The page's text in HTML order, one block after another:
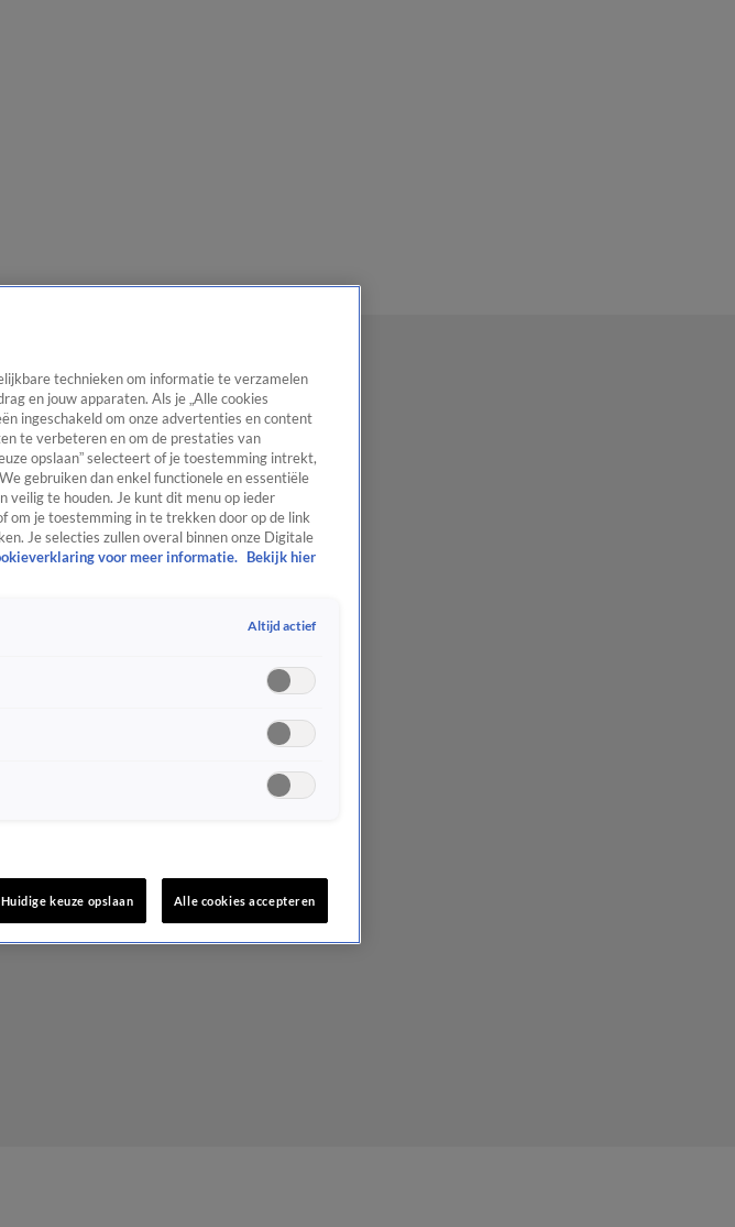
technieken om informatie te verzamelen
en jouw apparaten. Als je „Alle cookies
ingeschakeld om onze advertenties en content
te verbeteren en om de prestaties van
opslaan” selecteert of je toestemming intrekt,
gebruiken dan enkel functionele en essentiële
veilig te houden. Je kunt dit menu op ieder
om je toestemming in te trekken door op de link
Je selecties zullen overal binnen onze Digitale
voor meer informatie. Bekijk hier
Altijd actief
Huidige keuze opslaan Alle cookies accepteren